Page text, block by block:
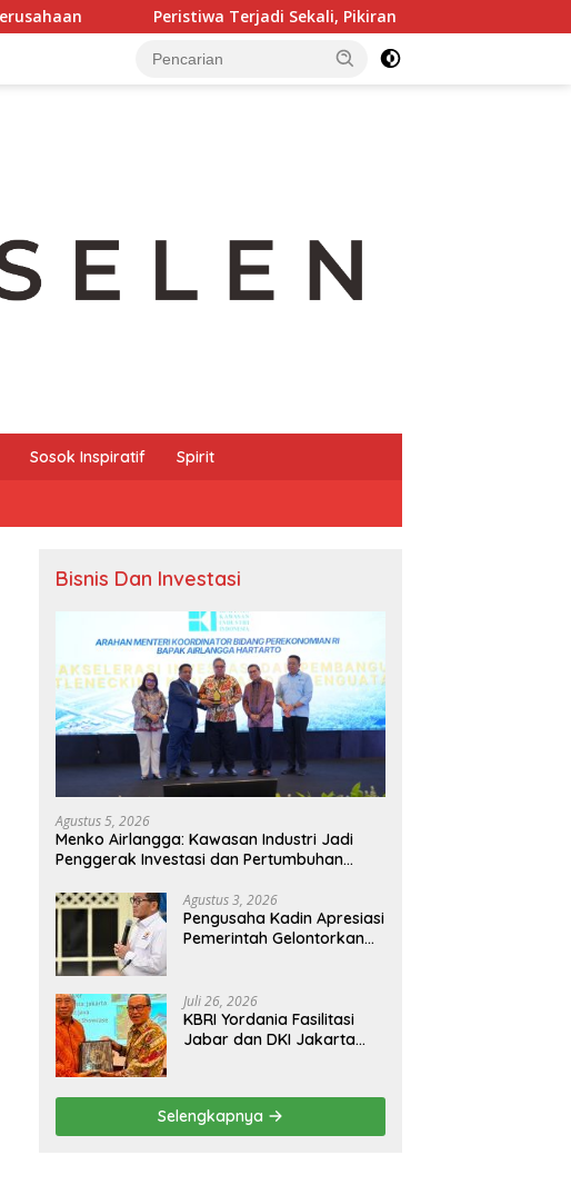
Peristiwa Terjadi Sekali, Pikiran Menghidupkannya Seratus Kali
Sosok Inspiratif Spirit
Bisnis Dan Investasi
Agustus 5, 2026
Menko Airlangga: Kawasan Industri Jadi
Penggerak Investasi dan Pertumbuhan
Agustus 3, 2026
Pengusaha Kadin Apresiasi
Pemerintah Gelontorkan
Juli 26, 2026
KBRI Yordania Fasilitasi
Jabar dan DKI Jakarta
Internasional
Selengkapnya